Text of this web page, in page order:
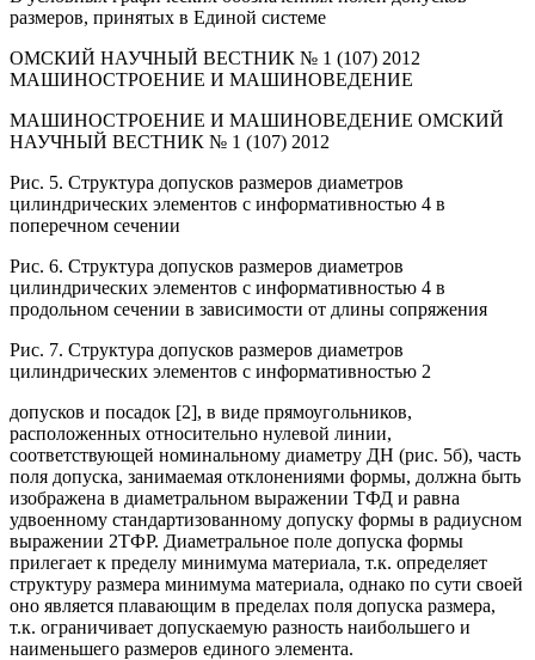
размеров, принятых в Единой системе
ОМСКИЙ НАУЧНЫЙ ВЕСТНИК № 1 (107) 2012
МАШИНОСТРОЕНИЕ И МАШИНОВЕДЕНИЕ
МАШИНОСТРОЕНИЕ И МАШИНОВЕДЕНИЕ ОМСКИЙ
НАУЧНЫЙ ВЕСТНИК № 1 (107) 2012
Рис. 5. Структура допусков размеров диаметров
цилиндрических элементов с информативностью 4 в
поперечном сечении
Рис. 6. Структура допусков размеров диаметров
цилиндрических элементов с информативностью 4 в
продольном сечении в зависимости от длины сопряжения
Рис. 7. Структура допусков размеров диаметров
цилиндрических элементов с информативностью 2
допусков и посадок [2], в виде прямоугольников,
расположенных относительно нулевой линии,
соответствующей номинальному диаметру ДН (рис. 5б), часть
поля допуска, занимаемая отклонениями формы, должна быть
изображена в диаметральном выражении ТФД и равна
удвоенному стандартизованному допуску формы в радиусном
выражении 2ТФР. Диаметральное поле допуска формы
прилегает к пределу минимума материала, т.к. определяет
структуру размера минимума материала, однако по сути своей
оно является плавающим в пределах поля допуска размера,
т.к. ограничивает допускаемую разность наибольшего и
наименьшего размеров единого элемента.